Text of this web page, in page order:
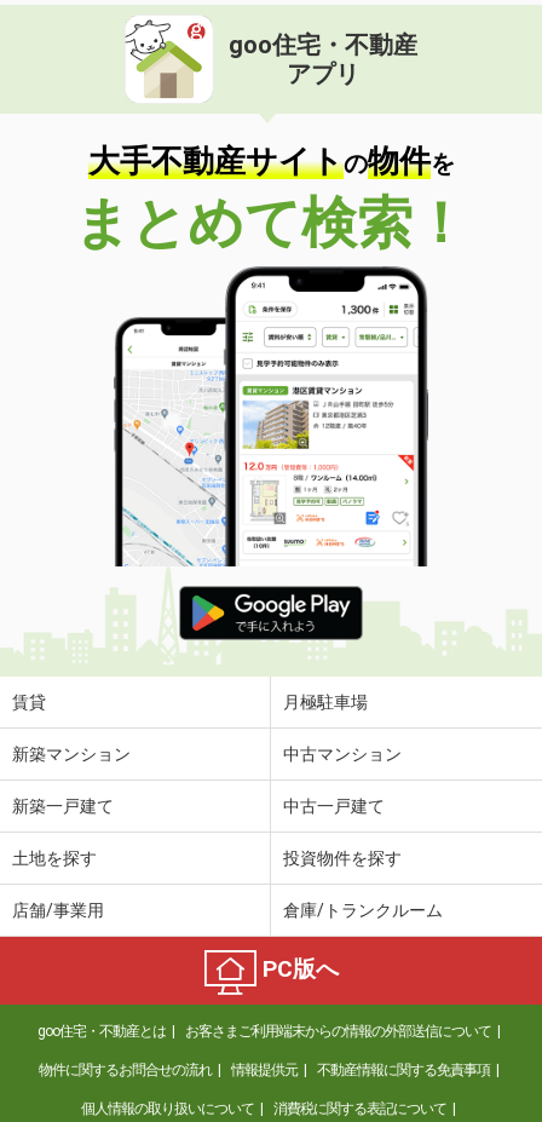
goo住宅・不動産
アプリ
大手不動産サイトの物件を
まとめて検索！
賃貸 月極駐車場
新築マンション 中古マンション
新築一戸建て 中古一戸建て
土地を探す 投資物件を探す
店舗/事業用 倉庫/トランクルーム
PC版へ
goo住宅・不動産とは お客さまご利用端末からの情報の外部送信について
物件に関するお問合せの流れ 情報提供元 不動産情報に関する免責事項
個人情報の取り扱いについて 消費税に関する表記について